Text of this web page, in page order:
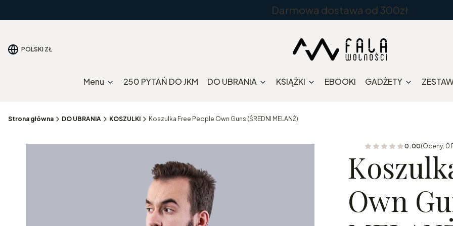
Darmowa dostawa od 300zł
POLSKI ZŁ
Menu 250 PYTAŃ DO JKM DO UBRANIA KSIĄŻKI EBOOKI GADŻETY
Strona główna DO UBRANIA KOSZULKI Koszulka Free People Own Guns (ŚREDNI MELANŻ)
0.00(Oceny: 0
Own